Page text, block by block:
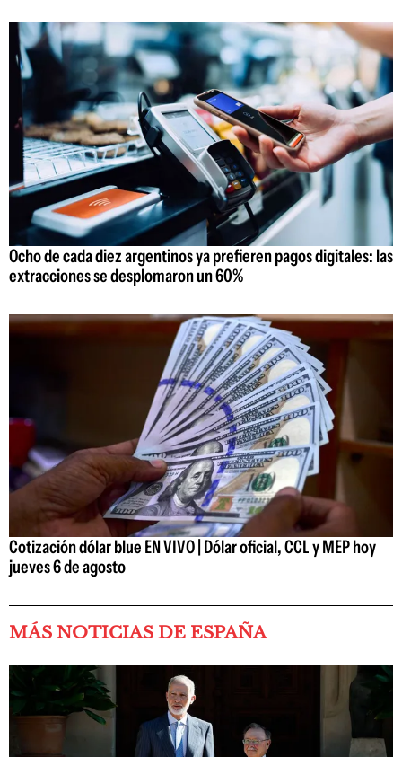
Ocho de cada diez argentinos ya prefieren pagos digitales: las
extracciones se desplomaron un 60%
Cotización dólar blue EN VIVO | Dólar oficial, CCL y MEP hoy
jueves 6 de agosto
MÁS NOTICIAS DE ESPAÑA